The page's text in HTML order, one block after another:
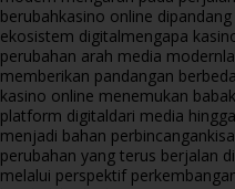
berubahkasino online
ekosistem digitalmengapa
perubahan arah media modern
memberikan pandangan
kasino online menemukan
platform digitaldari media
menjadi bahan perbincangan
perubahan yang terus berjalan
melalui perspektif